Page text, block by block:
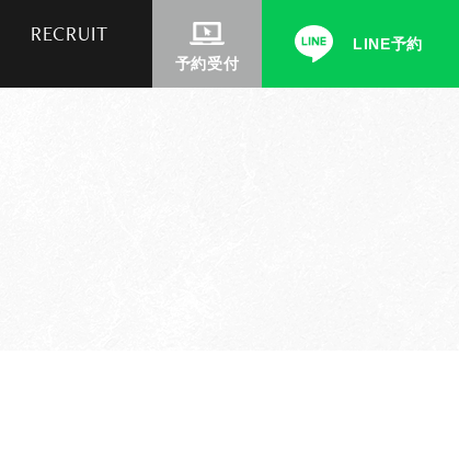
RECRUIT
予約受付
LINE予約